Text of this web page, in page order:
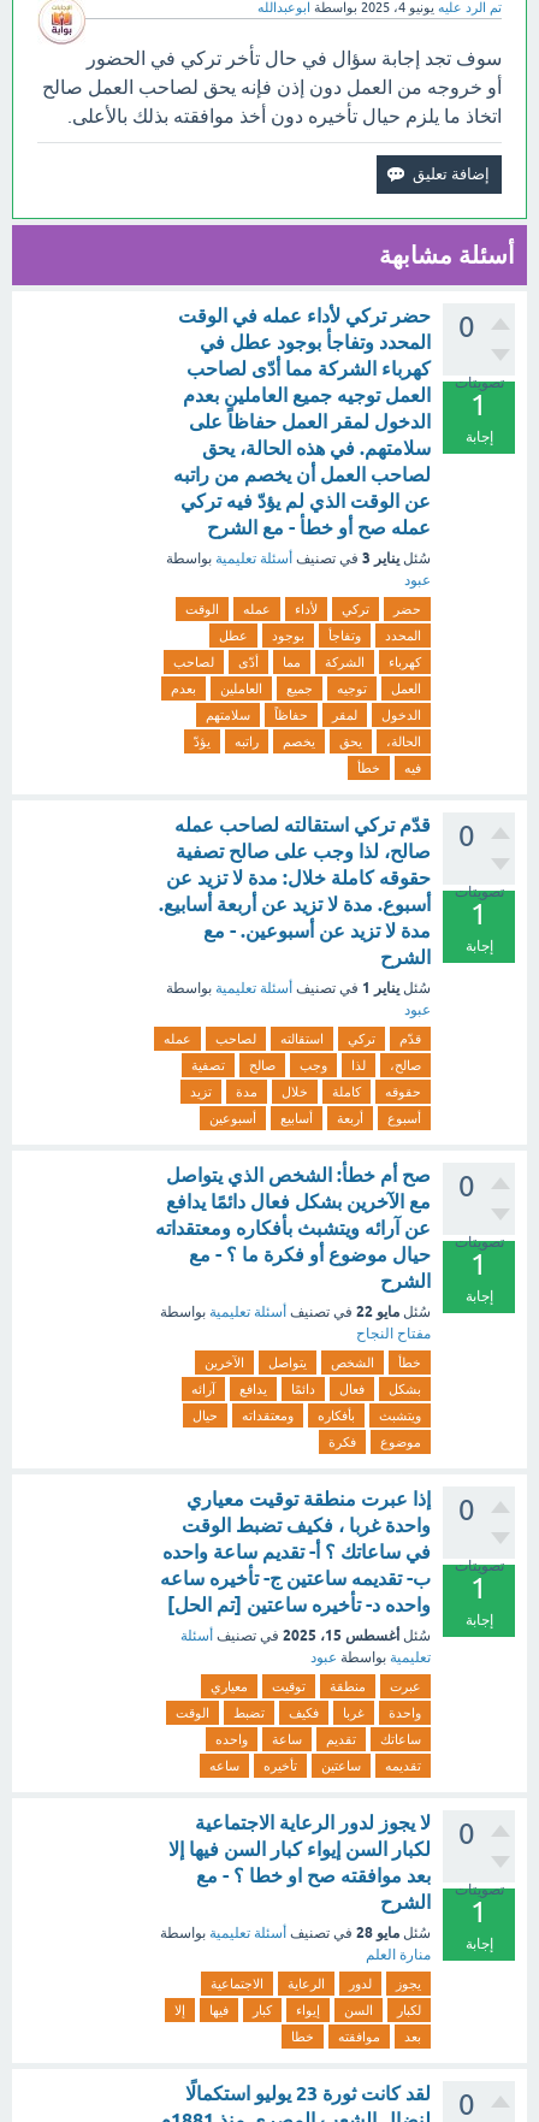
تم الرد عليه يونيو 4، 2025 بواسطة ابوعبدالله
سوف تجد إجابة سؤال في حال تأخر تركي في الحضور
أو خروجه من العمل دون إذن فإنه يحق لصاحب العمل صالح
اتخاذ ما يلزم حيال تأخيره دون أخذ موافقته بذلك بالأعلى.
أسئلة مشابهة
0
تصويتات
1
إجابة
حضر تركي لأداء عمله في الوقت
المحدد وتفاجأ بوجود عطل في
كهرباء الشركة مما أدّى لصاحب
العمل توجيه جميع العاملين بعدم
الدخول لمقر العمل حفاظاً على
سلامتهم. في هذه الحالة، يحق
لصاحب العمل أن يخصم من راتبه
عن الوقت الذي لم يؤدّ فيه تركي
عمله صح أو خطأ - مع الشرح
سُئل يناير 3 في تصنيف أسئلة تعليمية بواسطة
عبود
حضر تركي لأداء عمله
الوقت
المحدد
وتفاجأ بوجود
عطل
كهرباء
الشركة مما أدّى
لصاحب
العمل
توجيه جميع العاملين
بعدم
الدخول
لمقر حفاظاً
سلامتهم
الحالة،
يحق يخصم راتبه
يؤدّ
فيه
خطأ
0
تصويتات
1
إجابة
قدّم تركي استقالته لصاحب عمله
صالح، لذا وجب على صالح تصفية
حقوقه كاملة خلال: مدة لا تزيد عن
أسبوع. مدة لا تزيد عن أربعة أسابيع.
مدة لا تزيد عن أسبوعين. - مع
الشرح
سُئل يناير 1 في تصنيف أسئلة تعليمية بواسطة
عبود
قدّم تركي استقالته لصاحب
عمله
صالح،
لذا وجب صالح
تصفية
حقوقه
كاملة خلال مدة
تزيد
أسبوع
أربعة أسابيع أسبوعين
0
تصويتات
1
إجابة
صح أم خطأ: الشخص الذي يتواصل
مع الآخرين بشكل فعال دائمًا يدافع
عن آرائه ويتشبث بأفكاره ومعتقداته
حيال موضوع أو فكرة ما ؟ - مع
الشرح
سُئل مايو 22 في تصنيف أسئلة تعليمية بواسطة
مفتاح النجاح
خطأ الشخص يتواصل
الآخرين
بشكل
فعال دائمًا يدافع
آرائه
ويتشبث
بأفكاره ومعتقداته
حيال
موضوع
فكرة
0
تصويتات
1
إجابة
إذا عبرت منطقة توقيت معياري
واحدة غربا ، فكيف تضبط الوقت
في ساعاتك ؟ أ- تقديم ساعة واحده
ب- تقديمه ساعتين ج- تأخيره ساعه
واحده د- تأخيره ساعتين [تم الحل]
سُئل أغسطس 15، 2025 في تصنيف أسئلة
تعليمية بواسطة عبود
عبرت منطقة توقيت
معياري
واحدة
غربا فكيف تضبط
الوقت
ساعاتك
تقديم ساعة
واحده
تقديمه
ساعتين تأخيره ساعه
0
تصويتات
1
إجابة
لا يجوز لدور الرعاية الاجتماعية
لكبار السن إيواء كبار السن فيها إلا
بعد موافقته صح او خطا ؟ - مع
الشرح
سُئل مايو 28 في تصنيف أسئلة تعليمية بواسطة
منارة العلم
يجوز لدور الرعاية
الاجتماعية
لكبار
السن إيواء كبار فيها
إلا
بعد
موافقته خطا
0
لقد كانت ثورة 23 يوليو استكمالًا